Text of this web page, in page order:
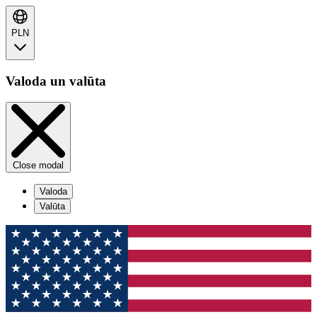
PLN
Valoda un valūta
Close modal
Valoda
Valūta